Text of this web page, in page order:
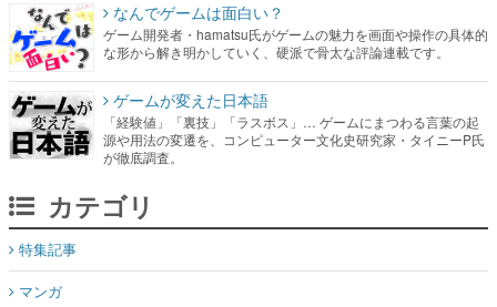
なんでゲームは面白い？
ゲーム開発者・hamatsu氏がゲームの魅力を画面や操作の具体的
な形から解き明かしていく、硬派で骨太な評論連載です。
ゲームが変えた日本語
「経験値」「裏技」「ラスボス」… ゲームにまつわる言葉の起
源や用法の変遷を、コンピューター文化史研究家・タイニーP氏
が徹底調査。
カテゴリ
特集記事
マンガ